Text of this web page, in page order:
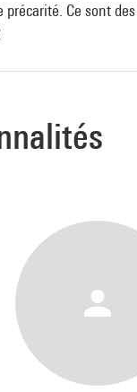
Ce sont